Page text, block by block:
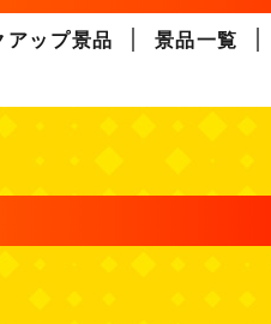
アップ景品
景品一覧